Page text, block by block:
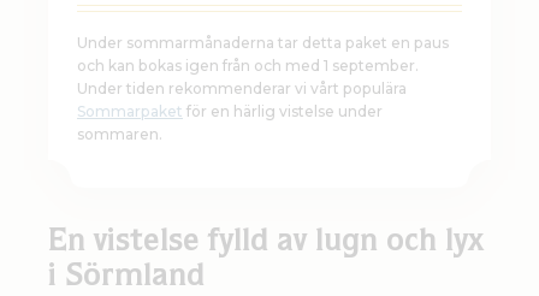
Under sommarmånaderna tar detta paket en paus
och kan bokas igen från och med 1 september.
Under tiden rekommenderar vi vårt populära
Sommarpaket för en härlig vistelse under
sommaren.
En vistelse fylld av lugn och lyx
i Sörmland